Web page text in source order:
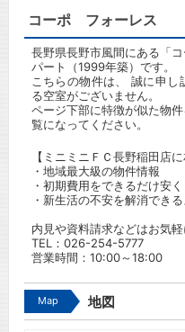
コーポ フォーレス
長野県長野市風間にある「
パート（1999年築）です。
こちらの物件は、 誠に申し
る空室がございません。
ページ下部に特徴が似た物
覧になってください。
【ミニミニＦＣ長野稲田店
・地域最大級の物件情報
・初期費用をできるだけ安く
・新生活の不安を解消でき
内見や資料請求などはお気
TEL： 026-254-5777
営業時間：10:00～18:00
Map 地図